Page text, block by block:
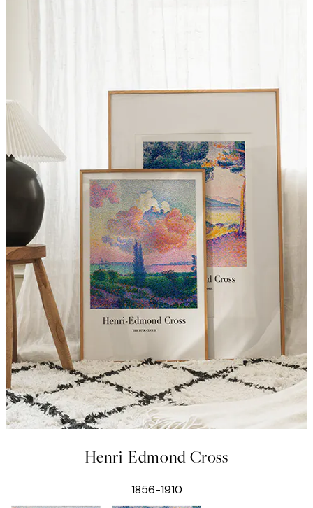
Henri-Edmond Cross
1856-1910